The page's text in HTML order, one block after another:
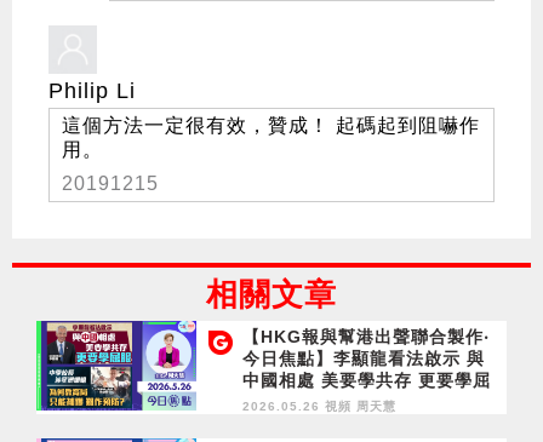
Philip Li
這個方法一定很有效，贊成！ 起碼起到阻嚇作
用。
20191215
相關文章
【HKG報與幫港出聲聯合製作‧
今日焦點】李顯龍看法啟示 與
中國相處 美要學共存 更要學屈
服 中學校長涉星洲爆粗 為何教
2026.05.26 視頻 周天慧